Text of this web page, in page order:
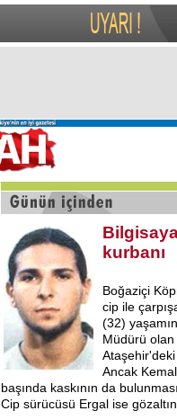
kurbanı
Boğaziçi
cip ile
(32)
Müdürü
Ataşehir'deki
Ancak
başında kaskının da
Cip sürücüsü Ergal ise